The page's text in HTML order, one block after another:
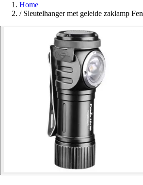
Home
/ Sleutelhanger met geleide zaklamp